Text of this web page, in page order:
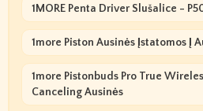
1MORE Penta Driver Slušalice -
1more Piston Ausinės Įstatomos Į
1more Pistonbuds Pro True
Canceling Ausinės